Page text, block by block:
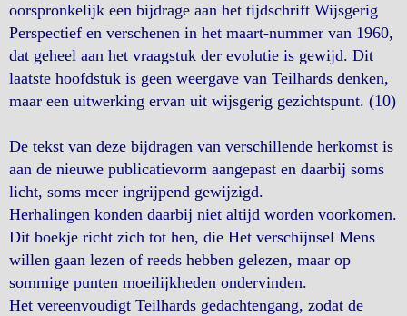
oorspronkelijk een bijdrage aan het tijdschrift Wijsgerig
Perspectief en verschenen in het maart-nummer van 1960,
dat geheel aan het vraagstuk der evolutie is gewijd. Dit
laatste hoofdstuk is geen weergave van Teilhards denken,
maar een uitwerking ervan uit wijsgerig gezichtspunt. (10)
De tekst van deze bijdragen van verschillende herkomst is
aan de nieuwe publicatievorm aangepast en daarbij soms
licht, soms meer ingrijpend gewijzigd.
Herhalingen konden daarbij niet altijd worden voorkomen.
Dit boekje richt zich tot hen, die Het verschijnsel Mens
willen gaan lezen of reeds hebben gelezen, maar op
sommige punten moeilijkheden ondervinden.
Het vereenvoudigt Teilhards gedachtengang, zodat de